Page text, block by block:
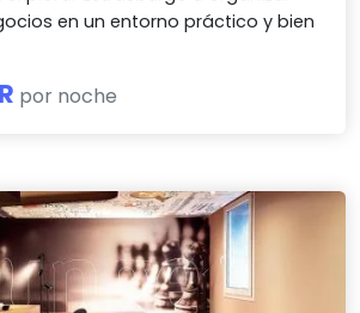
en un entorno práctico y bien
por noche